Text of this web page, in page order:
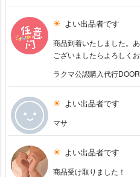
よい出品者です
商品到着いたしました。
ございましたらよろしく
ラクマ公認購入代行
よい出品者です
マサ
よい出品者です
商品受け取りました！